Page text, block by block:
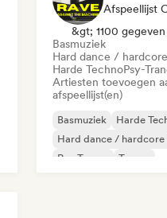
Afspeellijst
&gt; 1100
Basmuziek
Hard dance /
Harde TechnoPsy-
Artiesten toevoegen
afspeellijst(en)
Basmuziek Harde
Hard dance /
Psy-Trance
Trance